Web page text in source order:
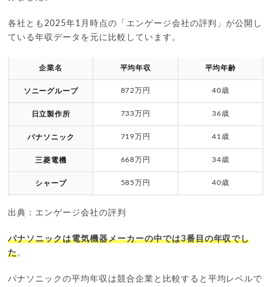
各社とも2025年1月時点の「エンゲージ会社の評判」が公開し
ている年収データを元に比較しています。
企業名 平均年収 平均年齢
ソニーグループ 872万円 40歳
日立製作所 733万円 36歳
パナソニック 719万円 41歳
三菱電機 668万円 34歳
シャープ 585万円 40歳
出典：エンゲージ会社の評判
パナソニックは電気機器メーカーの中では3番目の年収でし
た。
パナソニックの平均年収は競合企業と比較すると平均レベルで